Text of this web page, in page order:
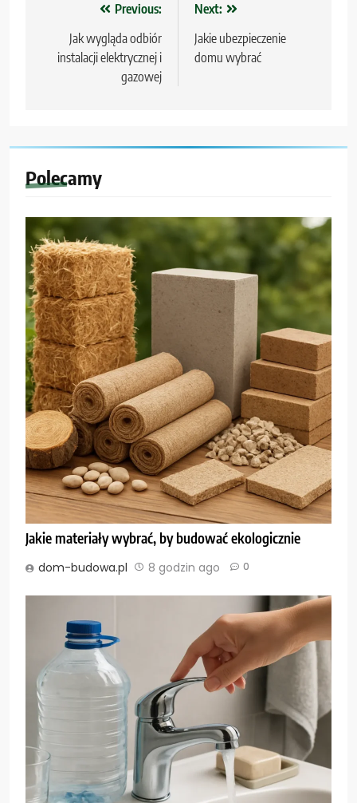
Nawigacja
wpisu
Previous:
Jak wygląda odbiór
instalacji elektrycznej i
gazowej
Next:
Jakie ubezpieczenie
domu wybrać
Polecamy
Jakie materiały wybrać, by budować ekologicznie
dom-budowa.pl 8 godzin ago 0